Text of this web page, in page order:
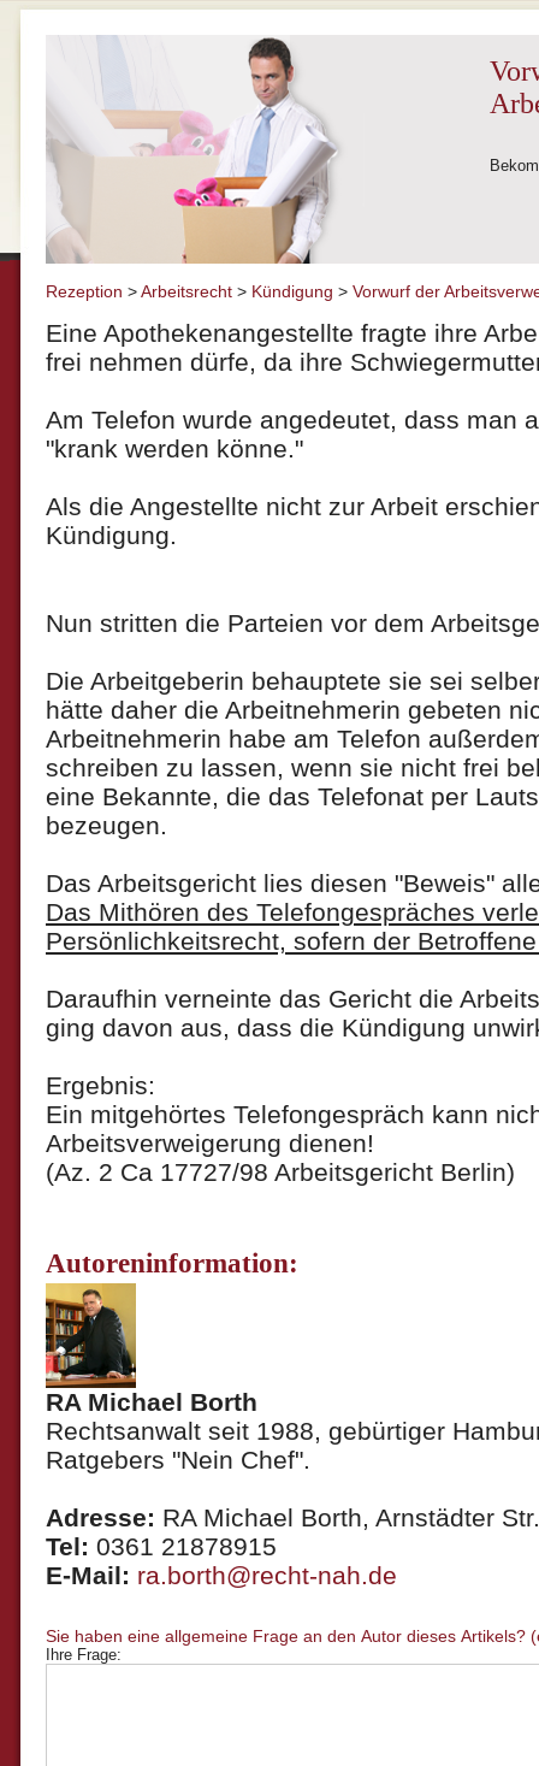
Rezeption >Arbeitsrecht> Kündigung > Vorwurf der
Eine Apothekenangestellte fragte ihre
frei nehmen dürfe, da ihre
Am Telefon wurde angedeutet, dass man
"krank werden könne."
Als die Angestellte nicht zur Arbeit
Kündigung.
Nun stritten die Parteien vor dem
Die Arbeitgeberin behauptete sie sei
hätte daher die Arbeitnehmerin gebeten
Arbeitnehmerin habe am Telefon
schreiben zu lassen, wenn sie nicht frei
eine Bekannte, die das Telefonat per
bezeugen.
Das Arbeitsgericht lies diesen "Beweis"
Das Mithören des Telefongespräches
Persönlichkeitsrecht, sofern der
Daraufhin verneinte das Gericht die
ging davon aus, dass die Kündigung
Ergebnis:
Ein mitgehörtes Telefongespräch kann
Arbeitsverweigerung dienen!
(Az. 2 Ca 17727/98 Arbeitsgericht Berlin)
Autoreninformation:
RA Michael Borth
Rechtsanwalt seit 1988, gebürtiger
Ratgebers "Nein Chef".
Adresse: RA Michael Borth, Arnstädter
Tel: 0361 21878915
E-Mail: ra.borth@recht-nah.de
Ihre Frage: